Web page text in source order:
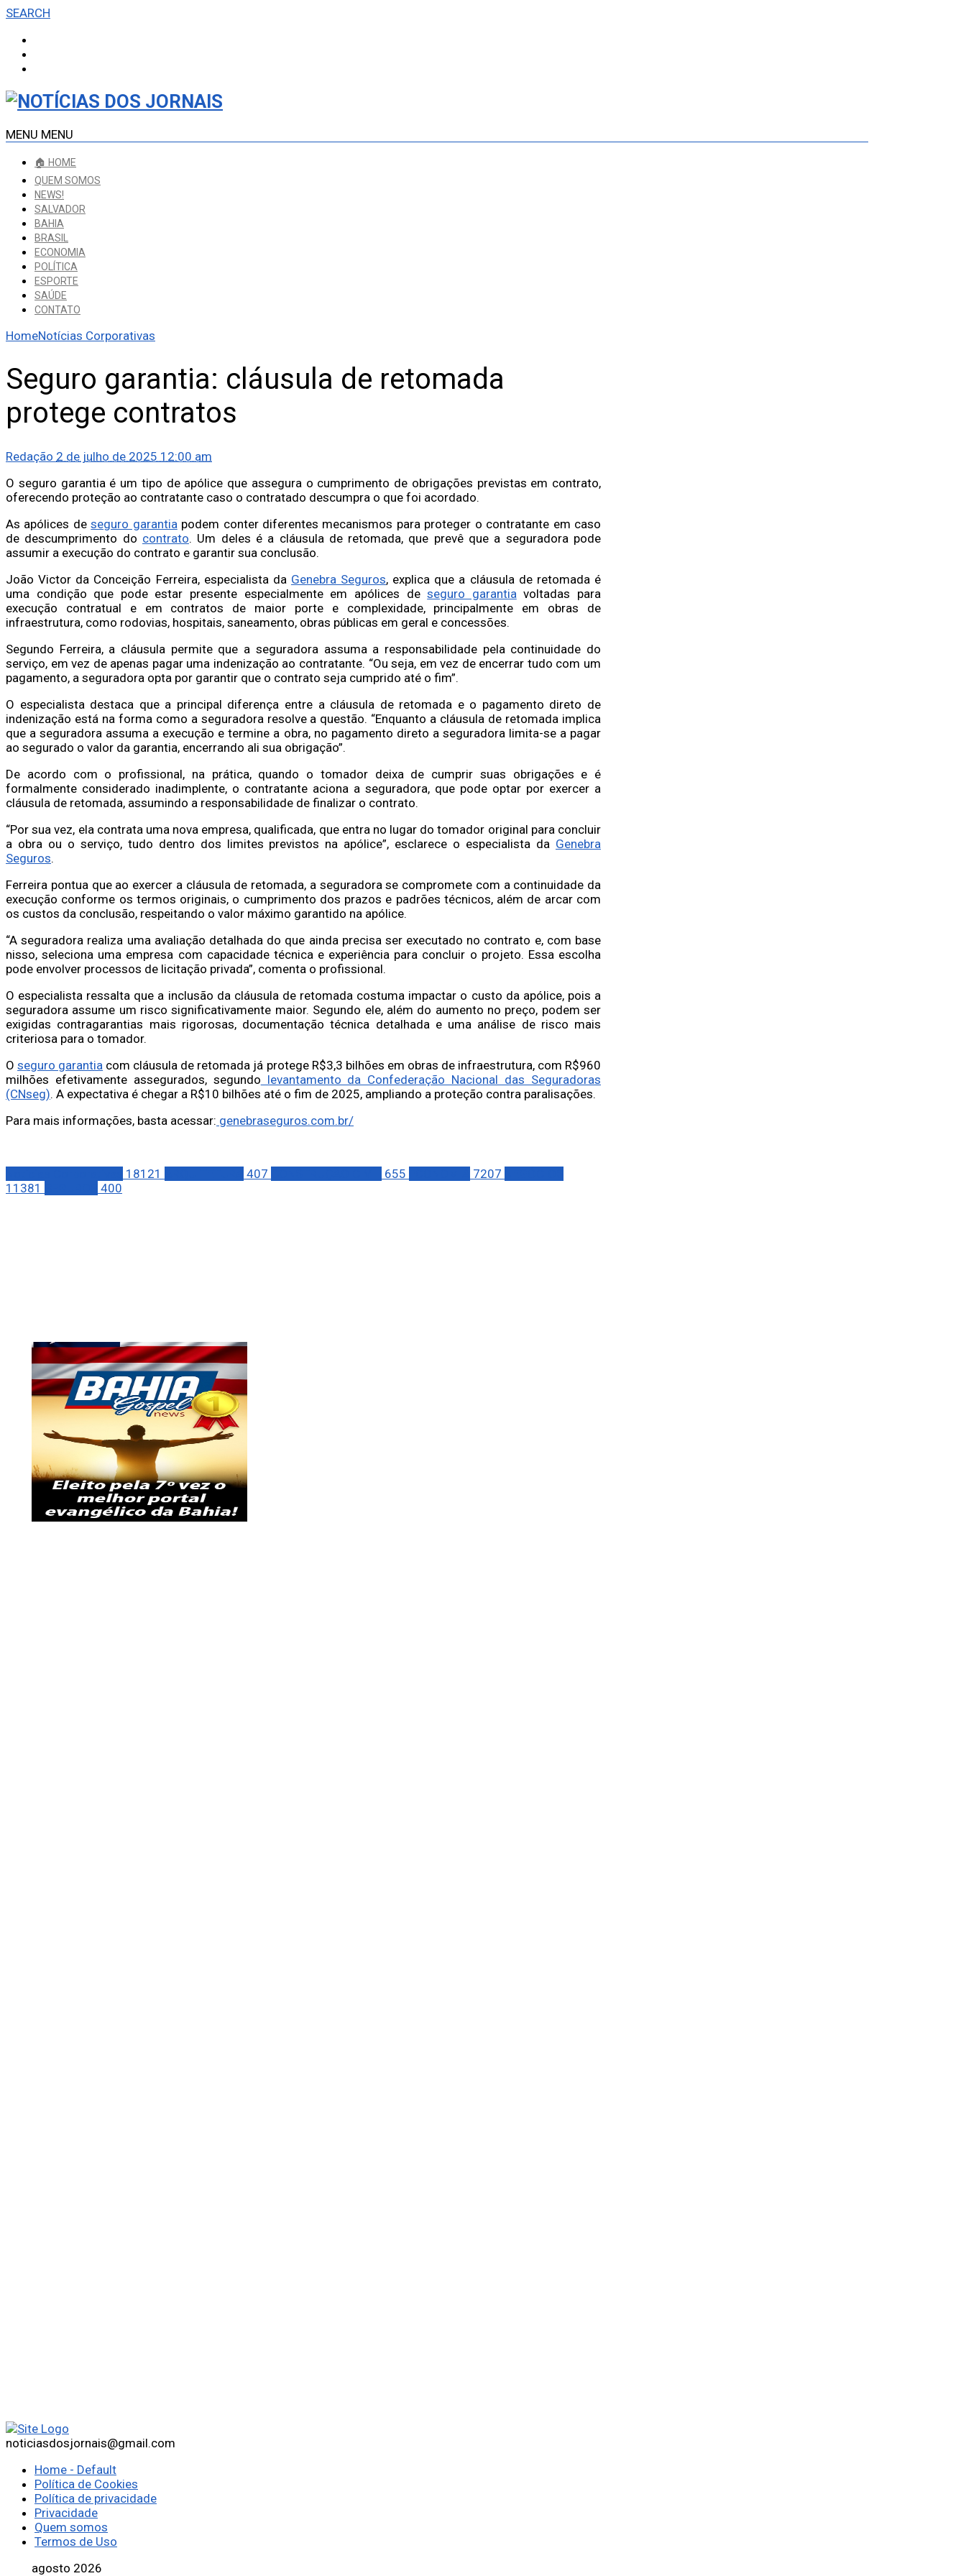
SEARCH
MENU MENU
🏠 HOME
QUEM SOMOS
NEWS!
SALVADOR
BAHIA
BRASIL
ECONOMIA
POLÍTICA
ESPORTE
SAÚDE
CONTATO
HomeNotícias Corporativas
Seguro garantia: cláusula de retomada
protege contratos
Redação 2 de julho de 2025 12:00 am
O seguro garantia é um tipo de apólice que assegura o cumprimento de obrigações previstas em contrato,
oferecendo proteção ao contratante caso o contratado descumpra o que foi acordado.
As apólices deseguro garantia podem conter diferentes mecanismos para proteger o contratante em caso
de descumprimento do contrato. Um deles é a cláusula de retomada, que prevê que a seguradora pode
assumir a execução do contrato e garantir sua conclusão.
João Victor da Conceição Ferreira, especialista da Genebra Seguros, explica que a cláusula de retomada é
uma condição que pode estar presente especialmente em apólices deseguro garantia voltadas para
execução contratual e em contratos de maior porte e complexidade, principalmente em obras de
infraestrutura, como rodovias, hospitais, saneamento, obras públicas em geral e concessões.
Segundo Ferreira, a cláusula permite que a seguradora assuma a responsabilidade pela continuidade do
serviço, em vez de apenas pagar uma indenização ao contratante. “Ou seja, em vez de encerrar tudo com um
pagamento, a seguradora opta por garantir que o contrato seja cumprido até o fim”.
O especialista destaca que a principal diferença entre a cláusula de retomada e o pagamento direto de
indenização está na forma como a seguradora resolve a questão. “Enquanto a cláusula de retomada implica
que a seguradora assuma a execução e termine a obra, no pagamento direto a seguradora limita-se a pagar
ao segurado o valor da garantia, encerrando ali sua obrigação”.
De acordo com o profissional, na prática, quando o tomador deixa de cumprir suas obrigações e é
formalmente considerado inadimplente, o contratante aciona a seguradora, que pode optar por exercer a
cláusula de retomada, assumindo a responsabilidade de finalizar o contrato.
“Por sua vez, ela contrata uma nova empresa, qualificada, que entra no lugar do tomador original para concluir
a obra ou o serviço, tudo dentro dos limites previstos na apólice”, esclarece o especialista da Genebra
Seguros.
Ferreira pontua que ao exercer a cláusula de retomada, a seguradora se compromete com a continuidade da
execução conforme os termos originais, o cumprimento dos prazos e padrões técnicos, além de arcar com
os custos da conclusão, respeitando o valor máximo garantido na apólice.
“A seguradora realiza uma avaliação detalhada do que ainda precisa ser executado no contrato e, com base
nisso, seleciona uma empresa com capacidade técnica e experiência para concluir o projeto. Essa escolha
pode envolver processos de licitação privada”, comenta o profissional.
O especialista ressalta que a inclusão da cláusula de retomada costuma impactar o custo da apólice, pois a
seguradora assume um risco significativamente maior. Segundo ele, além do aumento no preço, podem ser
exigidas contragarantias mais rigorosas, documentação técnica detalhada e uma análise de risco mais
criteriosa para o tomador.
Oseguro garantia com cláusula de retomada já protege R$3,3 bilhões em obras de infraestrutura, com R$960
milhões efetivamente assegurados, segundo levantamento da Confederação Nacional das Seguradoras
(CNseg). A expectativa é chegar a R$10 bilhões até o fim de 2025, ampliando a proteção contra paralisações.
Para mais informações, basta acessar: genebraseguros.com.br/
18121 407 655 7207
11381
400
noticiasdosjornais@gmail.com
Home - Default
Política de Cookies
Política de privacidade
Privacidade
Quem somos
Termos de Uso
agosto 2026